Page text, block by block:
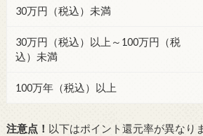
30万円（税込）未満
30万円（税込）以上～100万円（税
込）未満
100万年（税込）以上
注意点！ 以下はポイント還元率が異なり